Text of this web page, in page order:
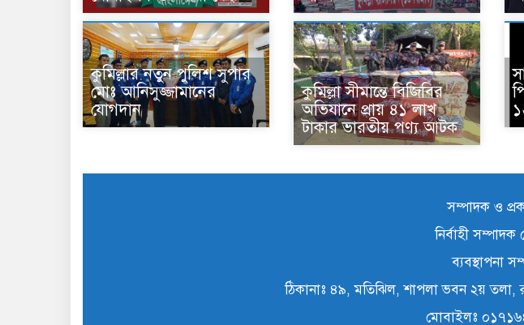
কুমিল্লার নতুন পুলিশ সুপার
মোঃ আনিসুজ্জামানের
যোগদান
কুমিল্লা সীমান্তে বিজিবির
অভিযানে প্রায় ৪১ লাখ
টাকার ভারতীয় পণ্য আটক
সম্পাদক ও
নির্বাহী
ব্যবস্থাপনা
ঠিকানাঃ ৪৯, মতিঝিল, শাপলা ভবন ২য় তলা,
মোবাইলঃ